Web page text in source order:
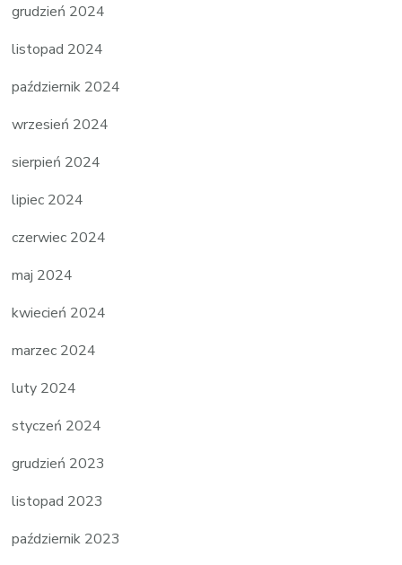
grudzień 2024
listopad 2024
październik 2024
wrzesień 2024
sierpień 2024
lipiec 2024
czerwiec 2024
maj 2024
kwiecień 2024
marzec 2024
luty 2024
styczeń 2024
grudzień 2023
listopad 2023
październik 2023